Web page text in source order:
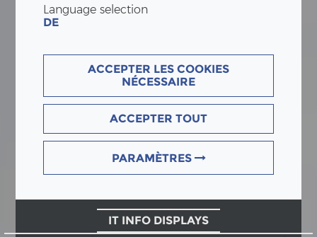
Language selection
DE
ACCEPTER LES COOKIES
NÉCESSAIRE
ACCEPTER TOUT
PARAMÈTRES
IT INFO DISPLAYS